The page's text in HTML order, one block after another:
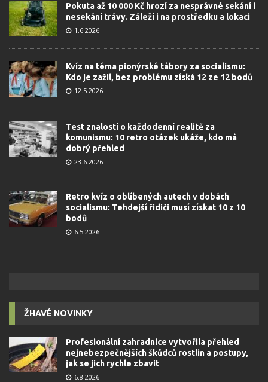
Pokuta až 10 000 Kč hrozí za nesprávné sekání i
nesekání trávy. Záleží i na prostředku a lokaci
1.6.2026
Kvíz na téma pionýrské tábory za socialismu:
Kdo je zažil, bez problému získá 12 ze 12 bodů
12.5.2026
Test znalostí o každodenní realitě za
komunismu: 10 retro otázek ukáže, kdo má
dobrý přehled
23.6.2026
Retro kvíz o oblíbených autech v dobách
socialismu: Tehdejší řidiči musí získat 10 z 10
bodů
6.5.2026
ŽHAVÉ NOVINKY
Profesionální zahradnice vytvořila přehled
nejnebezpečnějších škůdců rostlin a postupy,
jak se jich rychle zbavit
6.8.2026